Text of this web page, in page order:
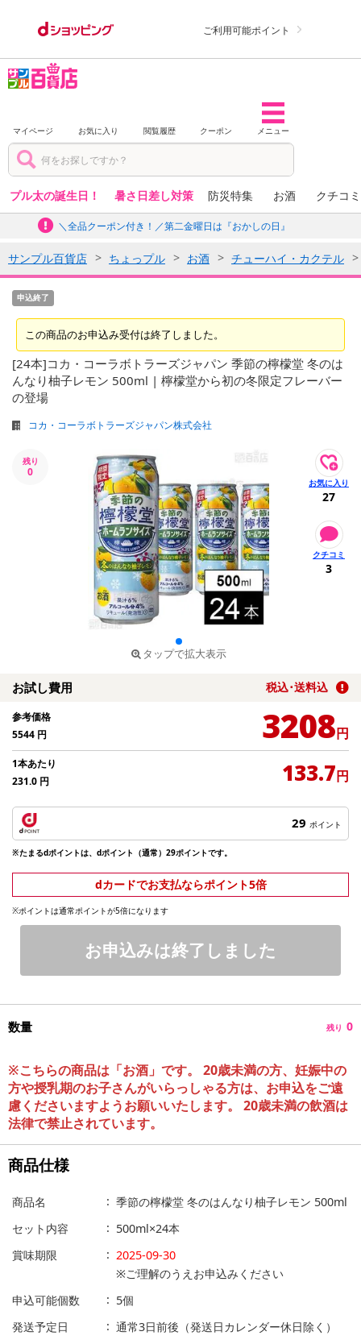
ご利用可能ポイント
マイページ お気に入り 閲覧履歴 クーポン メニュー
プル太の誕生日！ 暑さ日差し対策 防災特集 お酒 クチコ
＼全品クーポン付き！／第二金曜日は『おかしの日』
サンプル百貨店 ちょっプル お酒 チューハイ・カクテル
申込終了
この商品のお申込み受付は終了しました。
[24本]コカ・コーラボトラーズジャパン 季節の檸檬堂 冬のは
んなり柚子レモン 500ml | 檸檬堂から初の冬限定フレーバー
の登場
コカ・コーラボトラーズジャパン株式会社
残り
0
タップで拡大表示
27
3
お試し費用 税込･送料込
参考価格
5544 円 3208円
1本あたり
231.0 円 133.7円
29 ポイント
※たまるdポイントは、dポイント（通常）29ポイントです。
dカードでお支払ならポイント5倍
※ポイントは通常ポイントが5倍になります
お申込みは終了しました
数量 残り 0
※こちらの商品は「お酒」です。 20歳未満の方、妊娠中の
方や授乳期のお子さんがいらっしゃる方は、お申込をご遠
慮くださいますようお願いいたします。 20歳未満の飲酒は
法律で禁止されています。
商品仕様
商品名
季節の檸檬堂 冬のはんなり柚子レモン 500ml
セット内容
500ml×24本
賞味期限
2025-09-30
※ご理解のうえお申込みください
申込可能個数
5個
発送予定日
通常3日前後（発送日カレンダー休日除く）